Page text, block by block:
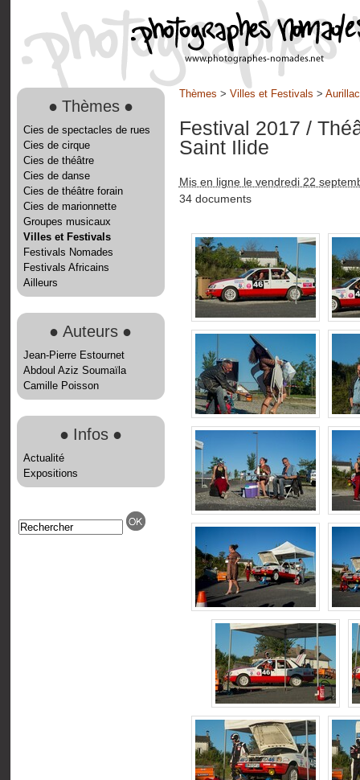
● Thèmes ●
Cies de spectacles de rues
Cies de cirque
Cies de théâtre
Cies de danse
Cies de théâtre forain
Cies de marionnette
Groupes musicaux
Villes et Festivals
Festivals Nomades
Festivals Africains
Ailleurs
● Auteurs ●
Jean-Pierre Estournet
Abdoul Aziz Soumaïla
Camille Poisson
● Infos ●
Actualité
Expositions
Thèmes > Villes et Festivals >
Festival 2017 /
Saint Ilide
Mis en ligne le vendredi 22
34 documents